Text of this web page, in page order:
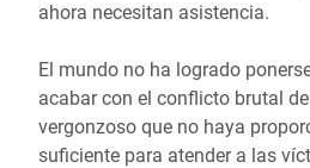
ahora necesitan asistencia.
El mundo no ha logrado
acabar con el conflicto brutal
vergonzoso que no haya
suficiente para atender a las